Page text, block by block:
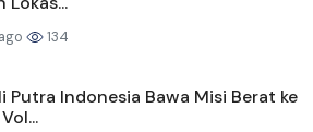
134
Putra Indonesia Bawa Misi Berat ke